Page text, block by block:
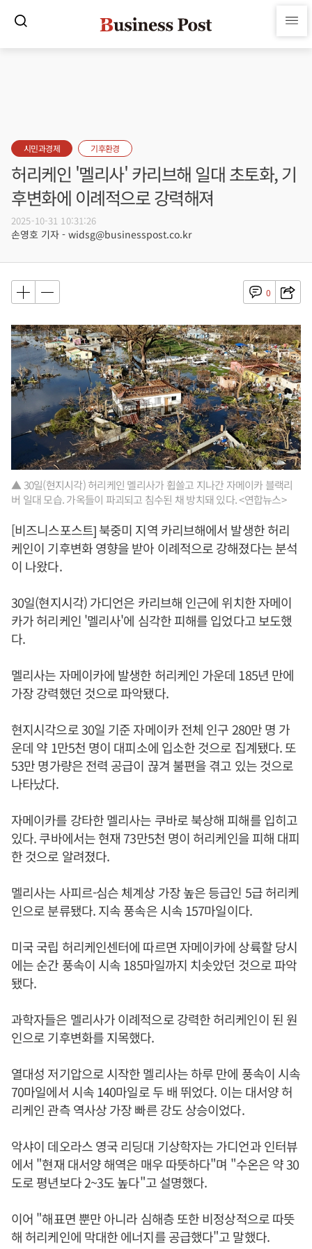
시민과경제 기후환경
허리케인 '멜리사' 카리브해 일대 초토화, 기
후변화에 이례적으로 강력해져
2025-10-31 10:31:26
손영호 기자 - widsg@businesspost.co.kr
0
▲ 30일(현지시각) 허리케인 멜리사가 휩쓸고 지나간 자메이카 블랙리
버 일대 모습. 가옥들이 파괴되고 침수된 채 방치돼 있다. <연합뉴스>
[비즈니스포스트] 북중미 지역 카리브해에서 발생한 허리
케인이 기후변화 영향을 받아 이례적으로 강해졌다는 분석
이 나왔다.
30일(현지시각) 가디언은 카리브해 인근에 위치한 자메이
카가 허리케인 '멜리사'에 심각한 피해를 입었다고 보도했
다.
멜리사는 자메이카에 발생한 허리케인 가운데 185년 만에
가장 강력했던 것으로 파악됐다.
현지시각으로 30일 기준 자메이카 전체 인구 280만 명 가
운데 약 1만5천 명이 대피소에 입소한 것으로 집계됐다. 또
53만 명가량은 전력 공급이 끊겨 불편을 겪고 있는 것으로
나타났다.
자메이카를 강타한 멜리사는 쿠바로 북상해 피해를 입히고
있다. 쿠바에서는 현재 73만5천 명이 허리케인을 피해 대피
한 것으로 알려졌다.
멜리사는 사피르-심슨 체계상 가장 높은 등급인 5급 허리케
인으로 분류됐다. 지속 풍속은 시속 157마일이다.
미국 국립 허리케인센터에 따르면 자메이카에 상륙할 당시
에는 순간 풍속이 시속 185마일까지 치솟았던 것으로 파악
됐다.
과학자들은 멜리사가 이례적으로 강력한 허리케인이 된 원
인으로 기후변화를 지목했다.
열대성 저기압으로 시작한 멜리사는 하루 만에 풍속이 시속
70마일에서 시속 140마일로 두 배 뛰었다. 이는 대서양 허
리케인 관측 역사상 가장 빠른 강도 상승이었다.
악샤이 데오라스 영국 리딩대 기상학자는 가디언과 인터뷰
에서 "현재 대서양 해역은 매우 따뜻하다"며 "수온은 약 30
도로 평년보다 2~3도 높다"고 설명했다.
이어 "해표면 뿐만 아니라 심해층 또한 비정상적으로 따뜻
해 허리케인에 막대한 에너지를 공급했다"고 말했다.